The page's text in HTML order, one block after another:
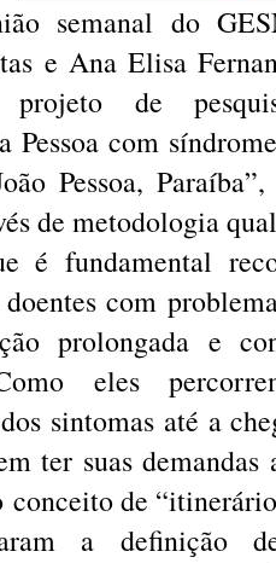
semanal do
e Ana Elisa
de
Pessoa com
Pessoa,
de metodologia
é fundamental
com
prolongada e
eles
sintomas até a
ter suas
conceito de
a definição